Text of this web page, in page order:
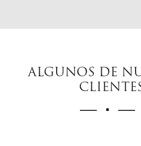
ALGUNOS DE